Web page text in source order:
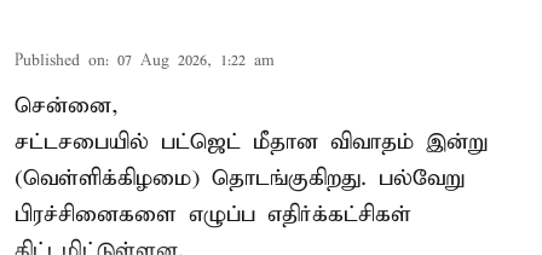
Published on: 07 Aug 2026, 1:22 am
சென்னை,
சட்டசபையில் பட்ஜெட் மீதான விவாதம் இன்று
(வெள்ளிக்கிழமை) தொடங்குகிறது. பல்வேறு
பிரச்சினைகளை எழுப்ப எதிர்க்கட்சிகள்